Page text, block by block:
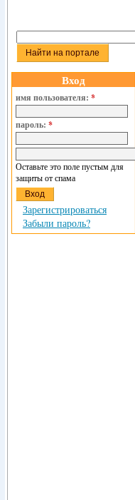
Вход
имя пользователя: *
пароль: *
Оставьте это поле пустым для
защиты от спама
Зарегистрироваться
Забыли пароль?